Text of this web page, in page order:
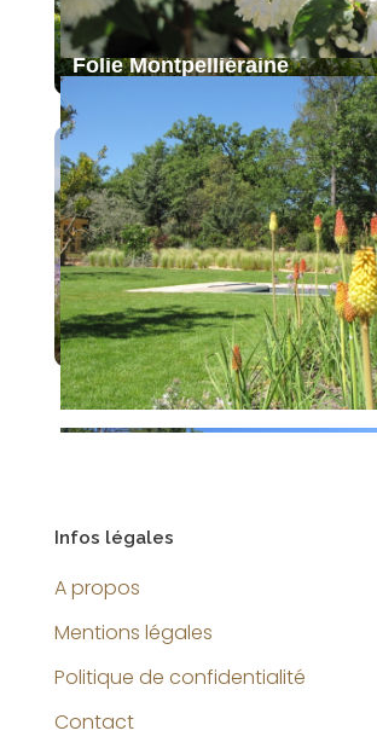
Folie Montpelliéraine
Le jardin naturaliste du haras
provençal
Infos légales
A propos
Mentions légales
Politique de confidentialité
Contact